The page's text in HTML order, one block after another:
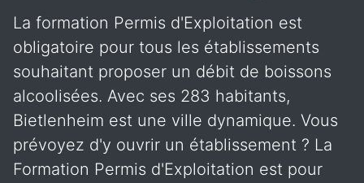
La formation Permis d'Exploitation est
obligatoire pour tous les établissements
souhaitant proposer un débit de boissons
alcoolisées. Avec ses 283 habitants,
Bietlenheim est une ville dynamique. Vous
prévoyez d'y ouvrir un établissement ? La
Formation Permis d'Exploitation est pour